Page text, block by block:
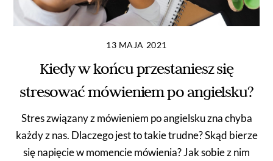
13 MAJA 2021
Kiedy w końcu przestaniesz się
stresować mówieniem po angielsku?
Stres związany z mówieniem po angielsku zna chyba
każdy z nas. Dlaczego jest to takie trudne? Skąd bierze
się napięcie w momencie mówienia? Jak sobie z nim